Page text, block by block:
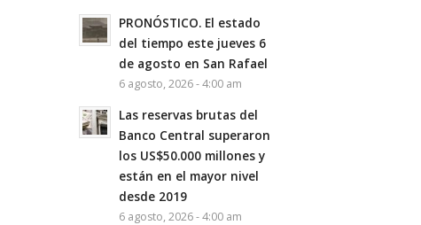
PRONÓSTICO. El estado
del tiempo este jueves 6
de agosto en San Rafael
6 agosto, 2026 - 4:00 am
Las reservas brutas del
Banco Central superaron
los US$50.000 millones y
están en el mayor nivel
desde 2019
6 agosto, 2026 - 4:00 am